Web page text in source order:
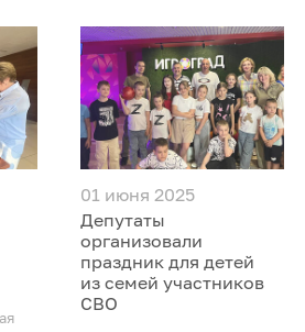
01 июня 2025
Депутаты
организовали
праздник для детей
из семей участников
СВО